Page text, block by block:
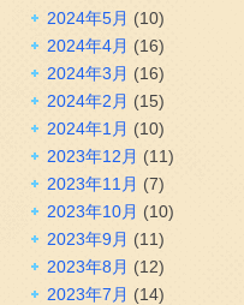
2024年5月 (10)
2024年4月 (16)
2024年3月 (16)
2024年2月 (15)
2024年1月 (10)
2023年12月 (11)
2023年11月 (7)
2023年10月 (10)
2023年9月 (11)
2023年8月 (12)
2023年7月 (14)